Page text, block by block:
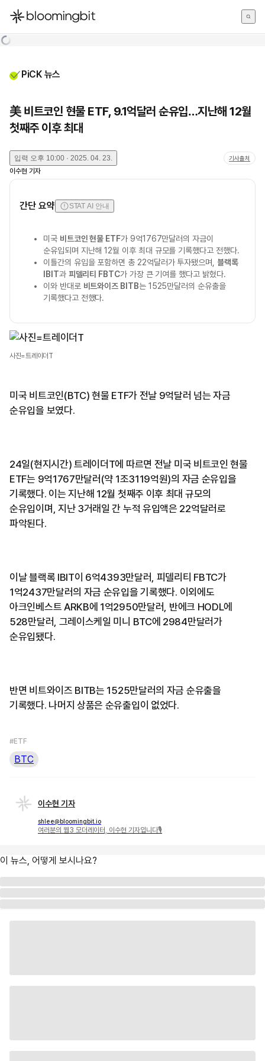
한국어
PiCK 뉴스
美 비트코인 현물 ETF, 9.1억달러 순유입…지난해 12월
첫째주 이후 최대
입력 오후 10:00 · 2025. 04. 23. 기사출처
이수현 기자
간단 요약 STAT AI 안내
미국 비트코인 현물 ETF가 9억1767만달러의 자금이
순유입되며 지난해 12월 이후 최대 규모를 기록했다고 전했다.
이틀간의 유입을 포함하면 총 22억달러가 투자됐으며, 블랙록
IBIT과 피델리티 FBTC가 가장 큰 기여를 했다고 밝혔다.
이와 반대로 비트와이즈 BITB는 1525만달러의 순유출을
기록했다고 전했다.
사진=트레이더T
미국 비트코인(BTC) 현물 ETF가 전날 9억달러 넘는 자금
순유입을 보였다.
24일(현지시간) 트레이더T에 따르면 전날 미국 비트코인 현물
ETF는 9억1767만달러(약 1조3119억원)의 자금 순유입을
기록했다. 이는 지난해 12월 첫째주 이후 최대 규모의
순유입이며, 지난 3거래일 간 누적 유입액은 22억달러로
파악된다.
이날 블랙록 IBIT이 6억4393만달러, 피델리티 FBTC가
1억2437만달러의 자금 순유입을 기록했다. 이외에도
아크인베스트 ARKB에 1억2950만달러, 반에크 HODL에
528만달러, 그레이스케일 미니 BTC에 2984만달러가
순유입됐다.
반면 비트와이즈 BITB는 1525만달러의 자금 순유출을
기록했다. 나머지 상품은 순유출입이 없었다.
#ETF
BTC
이수현 기자
shlee@bloomingbit.io
여러분의 웹3 모더레이터, 이수현 기자입니다🎙
이 뉴스, 어떻게 보시나요?